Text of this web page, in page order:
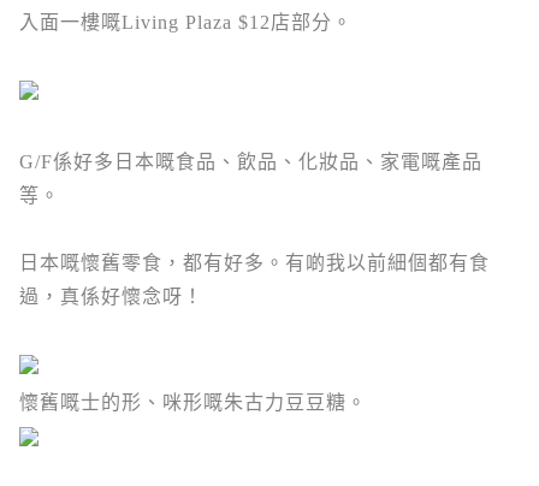
入面一樓嘅Living Plaza $12店部分。
G/F係好多日本嘅食品、飲品、化妝品、家電嘅產品
等。
日本嘅懷舊零食，都有好多。有啲我以前細個都有食
過，真係好懷念呀！
懷舊嘅士的形、咪形嘅朱古力豆豆糖。